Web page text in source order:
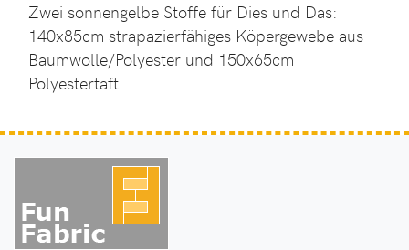
Zwei sonnengelbe Stoffe für Dies und Das:
140x85cm strapazierfähiges Köpergewebe aus
Baumwolle/Polyester und 150x65cm
Polyestertaft.